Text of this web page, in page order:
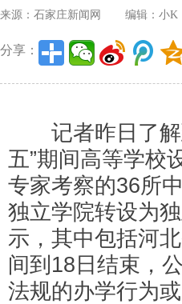
来源：石家庄新闻网 编辑：小K
分享：
记者昨日了解
五”期间高等学校
专家考察的36所
独立学院转设为
示，其中包括河
间到18日结束，
法规的办学行为